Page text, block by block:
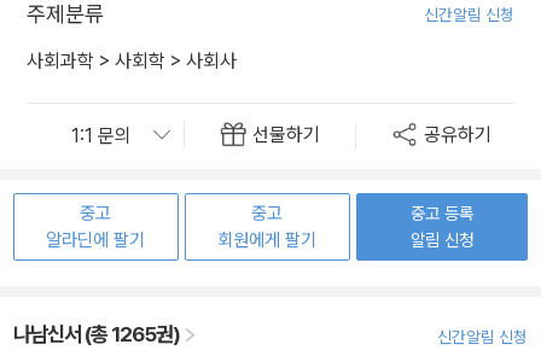
주제분류 신간알림 신청
사회과학 > 사회학 > 사회사
선물하기 공유하기
중고
알라딘에 팔기
중고
회원에게 팔기
중고 등록
알림 신청
나남신서 (총 1265권) 신간알림 신청